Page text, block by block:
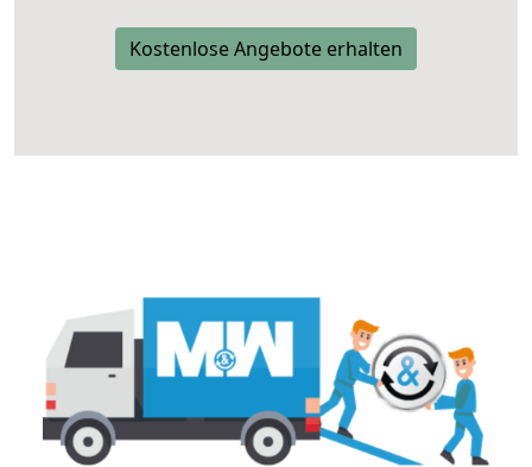
Kostenlose Angebote erhalten